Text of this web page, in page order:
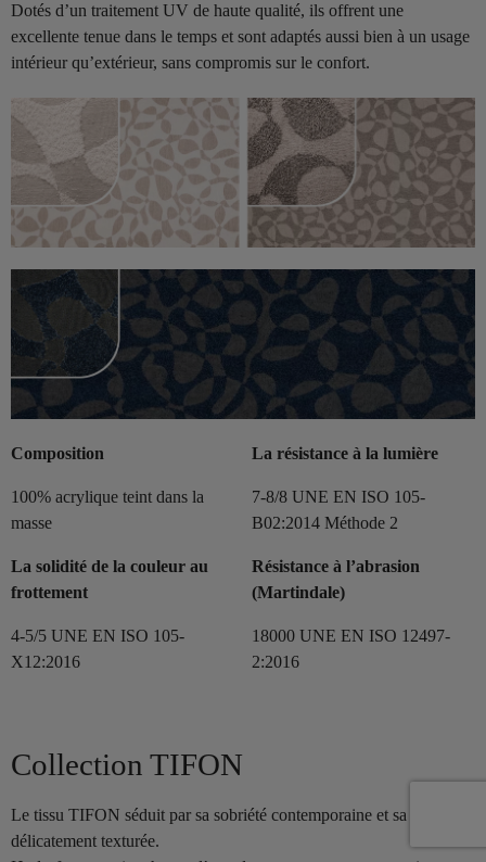
Dotés d’un traitement UV de haute qualité, ils offrent une
excellente tenue dans le temps et sont adaptés aussi bien à un usage
intérieur qu’extérieur, sans compromis sur le confort.
Composition
100% acrylique teint dans la
masse
La solidité de la couleur au
frottement
4-5/5 UNE EN ISO 105-
X12:2016
La résistance à la lumière
7-8/8 UNE EN ISO 105-
B02:2014 Méthode 2
Résistance à l’abrasion
(Martindale)
18000 UNE EN ISO 12497-
2:2016
Collection TIFON
Le tissu TIFON séduit par sa sobriété contemporaine et sa texture
délicatement texturée.